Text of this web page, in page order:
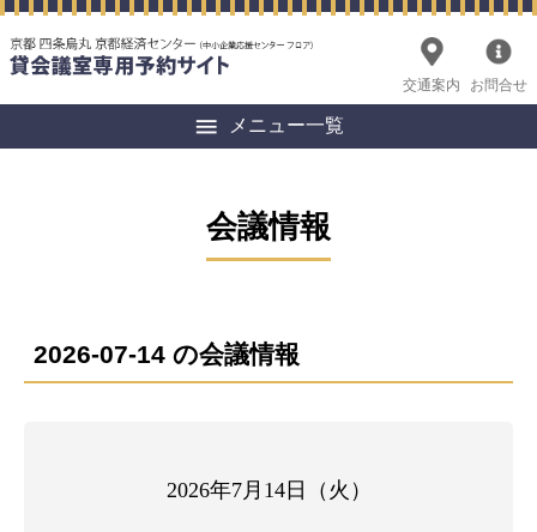
交通案内 お問合せ
メニュー一覧
会議情報
2026-07-14 の会議情報
2026年7月14日（火）